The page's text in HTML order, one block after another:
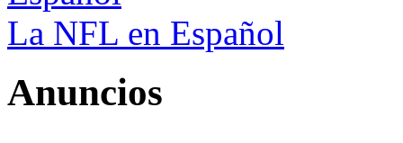
La NFL en Español
Anuncios